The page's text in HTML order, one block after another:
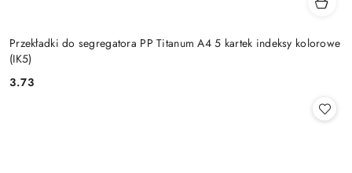
Przekładki do segregatora PP Titanum A4 5 kartek indeksy kolorowe
(IK5)
Cena:
3.73